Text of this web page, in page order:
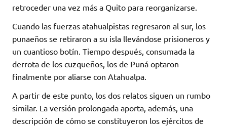
retroceder una vez más a Quito para reorganizarse.
Cuando las fuerzas atahualpistas regresaron al sur, los
punaeños se retiraron a su isla llevándose prisioneros y
un cuantioso botín. Tiempo después, consumada la
derrota de los cuzqueños, los de Puná optaron
finalmente por aliarse con Atahualpa.
A partir de este punto, los dos relatos siguen un rumbo
similar. La versión prolongada aporta, además, una
descripción de cómo se constituyeron los ejércitos de